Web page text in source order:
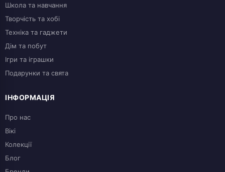
Школа та навчання
Творчість та хобі
Техніка та гаджети
Дім та побут
Ігри та іграшки
Подарунки та свята
ІНФОРМАЦІЯ
Про нас
Вікі
Колекції
Блог